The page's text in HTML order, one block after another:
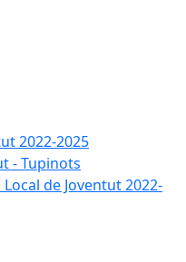
2022-2025
- Tupinots
de Joventut 2022-